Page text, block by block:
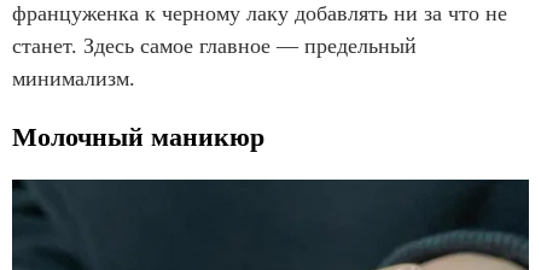
француженка к черному лаку добавлять ни за что не
станет. Здесь самое главное — предельный
минимализм.
Молочный маникюр